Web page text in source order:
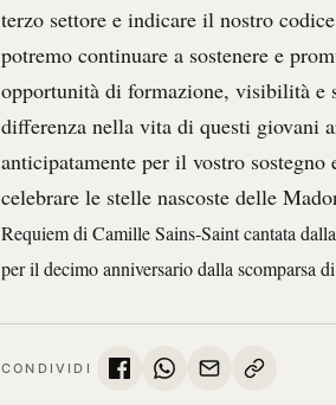
terzo settore e indicare il nostro
potremo continuare a sostenere e
opportunità di formazione, visibilità e
differenza nella vita di questi giovani
anticipatamente per il vostro
celebrare le stelle nascoste delle
Requiem di Camille Sains-Saint cantata
per il decimo anniversario dalla scomparsa
CONDIVIDI